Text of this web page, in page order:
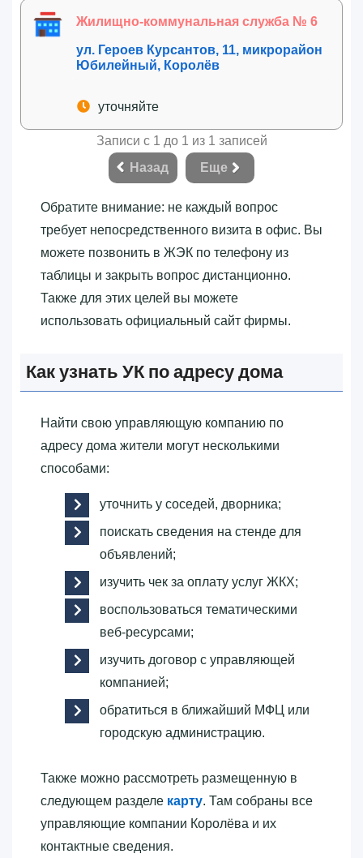
Жилищно-коммунальная служба № 6
ул. Героев Курсантов, 11, микрорайон
Юбилейный, Королёв
уточняйте
Записи с 1 до 1 из 1 записей
Назад
Еще
Обратите внимание: не каждый вопрос
требует непосредственного визита в офис. Вы
можете позвонить в ЖЭК по телефону из
таблицы и закрыть вопрос дистанционно.
Также для этих целей вы можете
использовать официальный сайт фирмы.
Как узнать УК по адресу дома
Найти свою управляющую компанию по
адресу дома жители могут несколькими
способами:
уточнить у соседей, дворника;
поискать сведения на стенде для
объявлений;
изучить чек за оплату услуг ЖКХ;
воспользоваться тематическими
веб-ресурсами;
изучить договор с управляющей
компанией;
обратиться в ближайший МФЦ или
городскую администрацию.
Также можно рассмотреть размещенную в
следующем разделе карту. Там собраны все
управляющие компании Королёва и их
контактные сведения.